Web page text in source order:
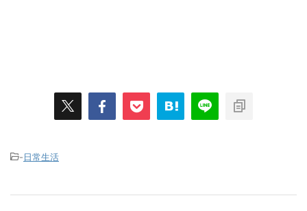
-日常生活